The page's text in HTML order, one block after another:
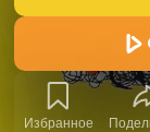
Избранное